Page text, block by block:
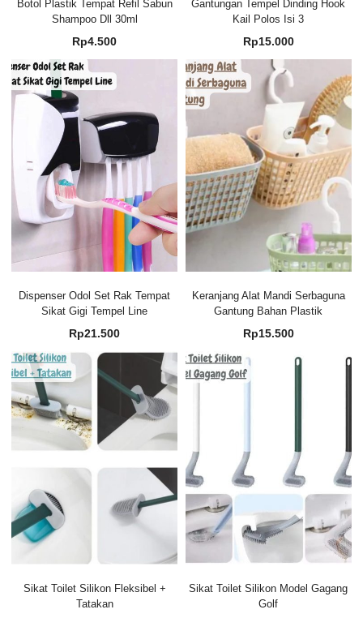
Botol Plastik Tempat Refil Sabun
Shampoo Dll 30ml
Rp4.500
Gantungan Tempel Dinding Hook
Kail Polos Isi 3
Rp15.000
Dispenser Odol Set Rak Tempat
Sikat Gigi Tempel Line
Rp21.500
Keranjang Alat Mandi Serbaguna
Gantung Bahan Plastik
Rp15.500
Sikat Toilet Silikon Fleksibel +
Tatakan
Sikat Toilet Silikon Model Gagang
Golf